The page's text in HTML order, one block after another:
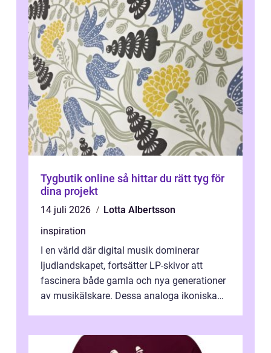
Tygbutik online så hittar du rätt tyg för
dina projekt
14 juli 2026
Lotta Albertsson
inspiration
I en värld där digital musik dominerar
ljudlandskapet, fortsätter LP-skivor att
fascinera både gamla och nya generationer
av musikälskare. Dessa analoga ikoniska